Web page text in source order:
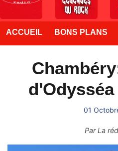
ACCUEIL BONS PLANS
01
ParLa